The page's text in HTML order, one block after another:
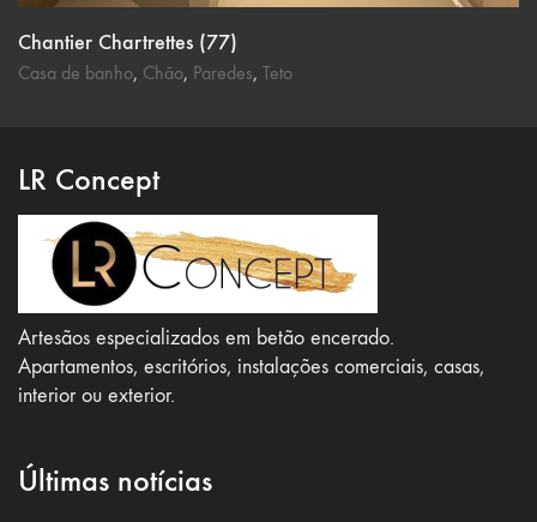
Chantier Chartrettes (77)
Casa de banho, Chão, Paredes, Teto
LR Concept
Artesãos especializados em betão encerado.
Apartamentos, escritórios, instalações comerciais, casas,
interior ou exterior.
Últimas notícias